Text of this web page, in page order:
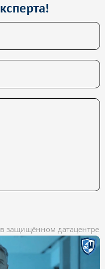
защищённом датацентре